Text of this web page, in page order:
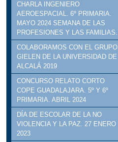
CHARLA INGENIERO
AEROESPACIAL. 6º PRIMARIA.
MAYO 2024 SEMANA DE LAS
PROFESIONES Y LAS FAMILIAS.
COLABORAMOS CON EL GRUPO
GIELEN DE LA UNIVERSIDAD DE
ALCALÁ 2019
CONCURSO RELATO CORTO
COPE GUADALAJARA. 5º Y 6º
PRIMARIA. ABRIL 2024
DÍA DE ESCOLAR DE LA NO
VIOLENCIA Y LA PAZ. 27 ENERO
2023